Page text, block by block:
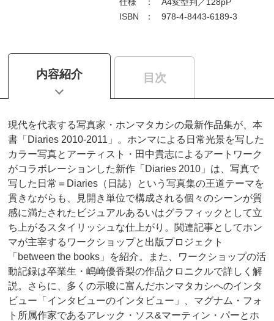
仕様
：
A4変型判／128pP
ISBN
： 978-4-8443-6189-3
内容紹介 目次
現代を代表する写真家・ホンマタカシの最新作品集が、本
書「Diaries 2010-2011」。ホンマによる日常光景を写した
カラー写真とアーティスト・田中貴志によるアートワーク
がコラボレーションした新作「Diaries 2010」は、写真で
写した日常＝Diaries（日誌）という写真集の王道テーマを
貫きながらも、見開き単位で構成される個々のシーンが質
感に満たされたビジュアルあるいはグラフィックとして立
ち上がるスタイリッシュな仕上がり。関連記事としてホン
マが主宰するワークショップと出版プロジェクト
「between the books」を紹介。また、ワークショップの活
動記録は卒業生・嶋崎優香梨の作品クロニクルで詳しく解
説。さらに、多くの示唆に富んだホンマタカシへのインタ
ビュー「インタビューのインタビュー」、マグナム・フォ
ト所属作家であるアレック・ソス&マーティン・パーとホ